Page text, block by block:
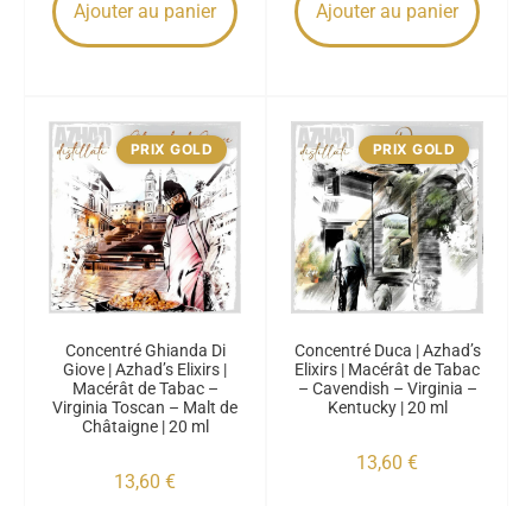
Ajouter au panier Ajouter au panier
PRIX GOLD
Concentré Ghianda Di
Giove | Azhad’s Elixirs |
Macérât de Tabac –
Virginia Toscan – Malt de
Châtaigne | 20 ml
13,60 €
PRIX GOLD
Concentré Duca | Azhad’s
Elixirs | Macérât de Tabac
– Cavendish – Virginia –
Kentucky | 20 ml
13,60 €